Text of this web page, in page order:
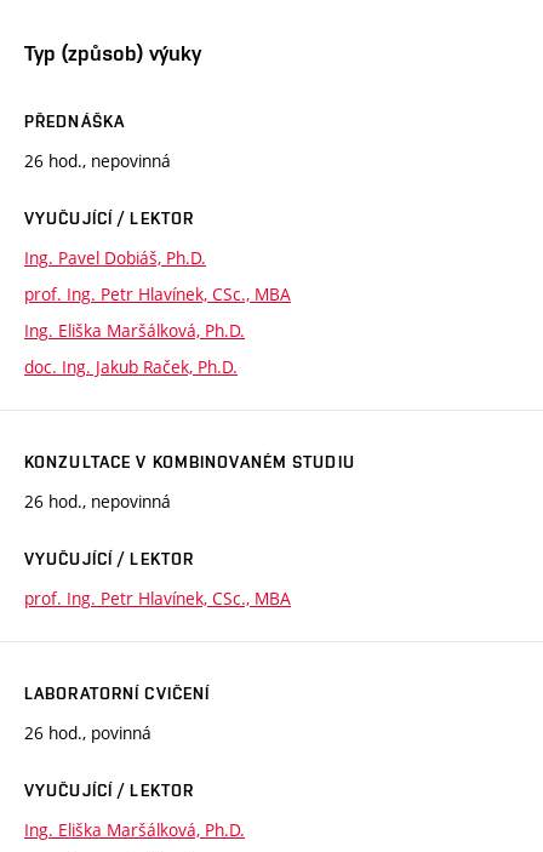
Typ (způsob) výuky
PŘEDNÁŠKA
26 hod., nepovinná
VYUČUJÍCÍ / LEKTOR
Ing. Pavel Dobiáš, Ph.D.
prof. Ing. Petr Hlavínek, CSc., MBA
Ing. Eliška Maršálková, Ph.D.
doc. Ing. Jakub Raček, Ph.D.
KONZULTACE V KOMBINOVANÉM STUDIU
26 hod., nepovinná
VYUČUJÍCÍ / LEKTOR
prof. Ing. Petr Hlavínek, CSc., MBA
LABORATORNÍ CVIČENÍ
26 hod., povinná
VYUČUJÍCÍ / LEKTOR
Ing. Eliška Maršálková, Ph.D.